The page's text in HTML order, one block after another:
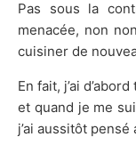
Pas sous la
menacée, non
cuisiner de
En fait, j’ai
et quand je me
j’ai aussitôt